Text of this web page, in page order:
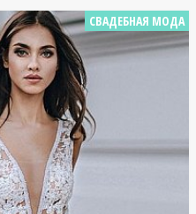
СВАДЕБНАЯ МОДА